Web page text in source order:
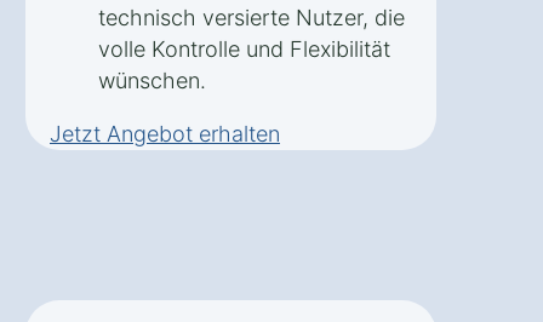
technisch versierte Nutzer, die
volle Kontrolle und Flexibilität
wünschen.
Jetzt Angebot erhalten